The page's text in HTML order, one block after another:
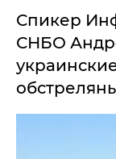
Спикер
СНБО